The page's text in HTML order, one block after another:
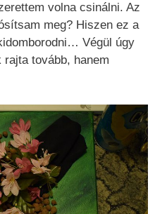
volna csinálni. Az
meg? Hiszen ez a
Végül úgy
tovább, hanem